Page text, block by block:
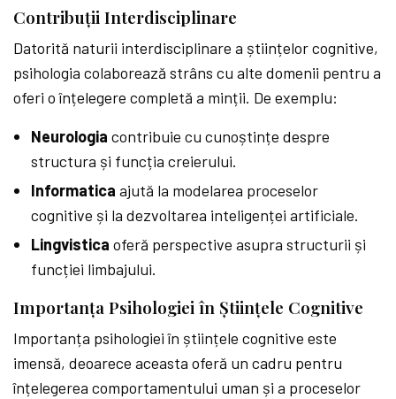
Contribuții Interdisciplinare
Datorită naturii interdisciplinare a științelor cognitive,
psihologia colaborează strâns cu alte domenii pentru a
oferi o înțelegere completă a minții. De exemplu:
Neurologia contribuie cu cunoștințe despre
structura și funcția creierului.
Informatica ajută la modelarea proceselor
cognitive și la dezvoltarea inteligenței artificiale.
Lingvistica oferă perspective asupra structurii și
funcției limbajului.
Importanța Psihologiei în Științele Cognitive
Importanța psihologiei în științele cognitive este
imensă, deoarece aceasta oferă un cadru pentru
înțelegerea comportamentului uman și a proceselor